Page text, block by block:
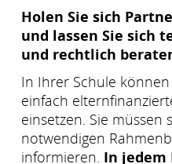
Holen Sie sich
und lassen Sie sich
und rechtlich
In Ihrer Schule
einfach
einsetzen. Sie müssen
notwendigen
informieren. In jedem